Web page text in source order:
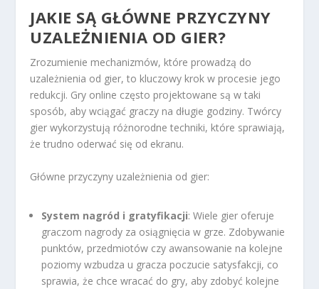
JAKIE SĄ GŁÓWNE PRZYCZYNY
UZALEŻNIENIA OD GIER?
Zrozumienie mechanizmów, które prowadzą do
uzależnienia od gier, to kluczowy krok w procesie jego
redukcji. Gry online często projektowane są w taki
sposób, aby wciągać graczy na długie godziny. Twórcy
gier wykorzystują różnorodne techniki, które sprawiają,
że trudno oderwać się od ekranu.
Główne przyczyny uzależnienia od gier:
System nagród i gratyfikacji: Wiele gier oferuje
graczom nagrody za osiągnięcia w grze. Zdobywanie
punktów, przedmiotów czy awansowanie na kolejne
poziomy wzbudza u gracza poczucie satysfakcji, co
sprawia, że chce wracać do gry, aby zdobyć kolejne